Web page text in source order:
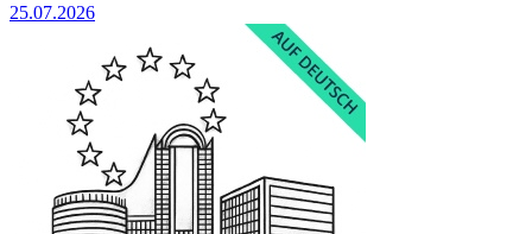
25.07.2026